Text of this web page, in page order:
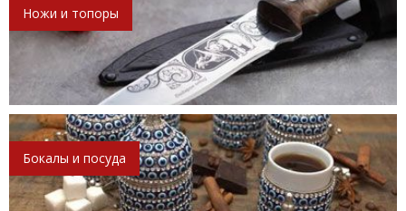
Ножи и топоры
Бокалы и посуда